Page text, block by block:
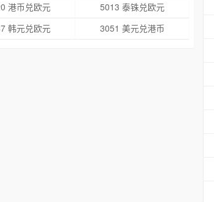
港币兑欧元
5013 泰铢兑欧元
韩元兑欧元 3051 美元兑港币